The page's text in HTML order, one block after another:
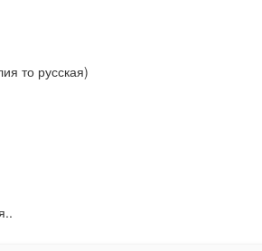
то русская)